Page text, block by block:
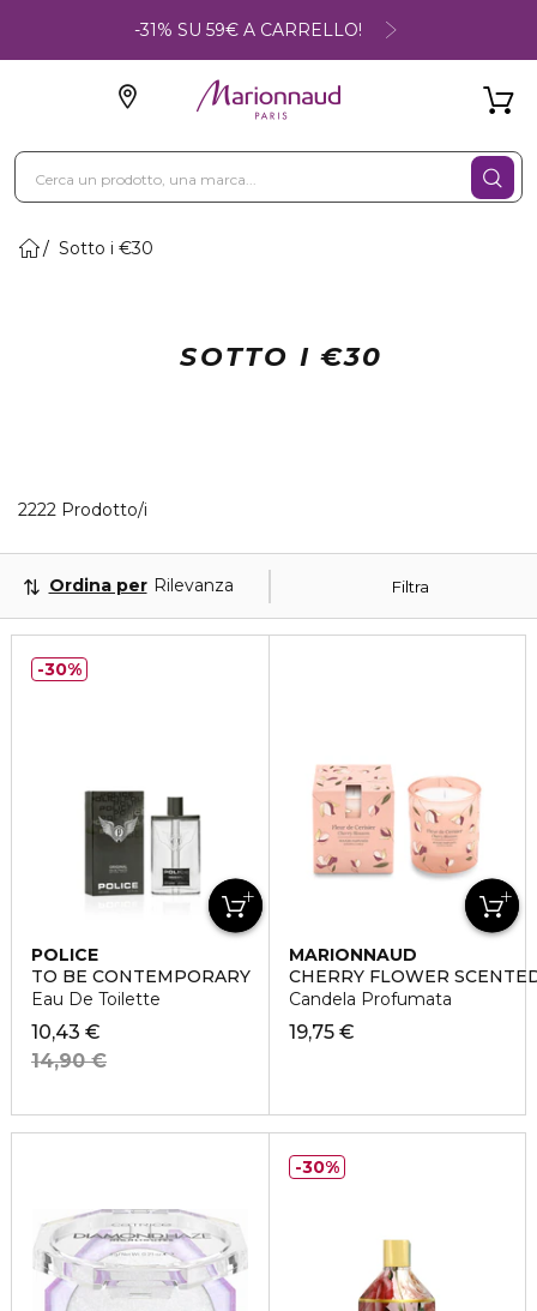
-31% SU 59€ A CARRELLO!
Sotto i €30
SOTTO I €30
2222 Prodotto/i
Filtra
Ordina per Rilevanza
POLICE
TO BE CONTEMPORARY
Eau De Toilette
10,43 €
14,90 €
30%
MARIONNAUD
CHERRY FLOWER
Candela Profumata
19,75 €
30%